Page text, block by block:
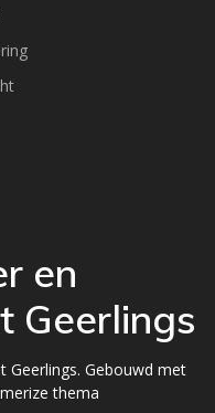
en
Geerlings
Gebouwd met
thema